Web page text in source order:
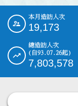
::: 本月造訪人次
19,173
總造訪人次
(自93.07.26起)
7,803,578